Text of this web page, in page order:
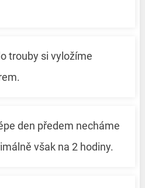
trouby si vyložíme
den předem necháme
však na 2 hodiny.